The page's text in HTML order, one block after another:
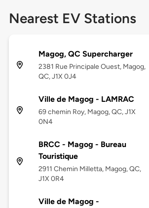
Nearest EV Stations
Magog, QC Supercharger
2381 Rue Principale Ouest, Magog,
QC, J1X 0J4
Ville de Magog - LAMRAC
69 chemin Roy, Magog, QC, J1X
0N4
BRCC - Magog - Bureau
Touristique
2911 Chemin Milletta, Magog, QC,
J1X 0R4
Ville de Magog -